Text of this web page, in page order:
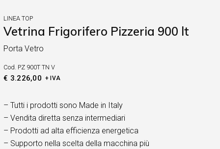
LINEA TOP
Vetrina Frigorifero Pizzeria 900 lt
Porta Vetro
Cod. PZ 900T TN V
€ 3.226,00 + IVA
– Tutti i prodotti sono Made in Italy
– Vendita diretta senza intermediari
– Prodotti ad alta efficienza energetica
– Supporto nella scelta della macchina più